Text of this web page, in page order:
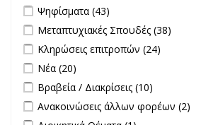
Apply Ψηφίσματα filter
Ψηφίσματα (43)
Apply Μεταπτυχιακές Σπουδές
Μεταπτυχιακές Σπουδές (38)
Apply Κληρώσεις επιτροπών filter
Κληρώσεις επιτροπών (24)
Apply Νέα filter
Νέα (20)
Apply Βραβεία / Διακρίσεις filter
Βραβεία / Διακρίσεις (10)
Apply Ανακοινώσεις άλλων
Ανακοινώσεις άλλων φορέων (2)
Apply Διοικητικά Θέματα filter